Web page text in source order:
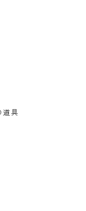
道具